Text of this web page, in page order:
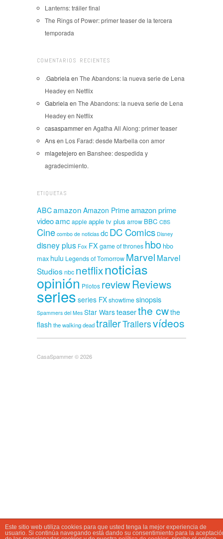
Lanterns: tráiler final
The Rings of Power: primer teaser de la tercera
temporada
COMENTARIOS RECIENTES
.Gabriela en The Abandons: la nueva serie de Lena
Headey en Netflix
Gabriela en The Abandons: la nueva serie de Lena
Headey en Netflix
casaspammeren Agatha All Along: primer teaser
Ansen Los Farad: desde Marbella con amor
mlagetejero en Banshee: despedida y
agradecimiento.
ETIQUETAS
ABCamazon Amazon Primeamazon prime
videoamcapple apple tv plus arrow BBC CBS
Cine combo de noticias dcDC Comics Disney
disney plus Fox FX game of thrones hbo hbo
max hulu Legends of Tomorrow Marvel Marvel
Studios nbc netflixnoticias
opinión Pilotos reviewReviews
series series FXshowtimesinopsis
Spammers del Mes Star Warsteaserthe cwthe
flash the walking deadtrailerTrailersvídeos
CasaSpammer © 2026
Este sitio web utiliza cookies para que usted tenga la mejor experiencia de
usuario. Si continúa navegando está dando su consentimiento para la